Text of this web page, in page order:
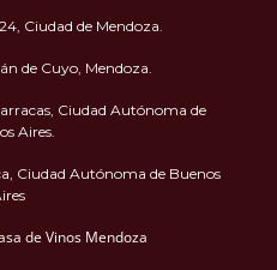
Ciudad de Mendoza.
de Cuyo, Mendoza.
Ciudad Autónoma de
Aires.
Ciudad Autónoma de Buenos
de Vinos Mendoza